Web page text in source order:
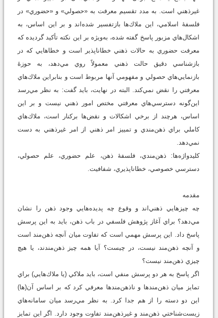
غيرذهني است. به مدد تقسيم معرفت به «حصولي» و «حضوري» در
فلسفۀ اسلامي، اين ملاك‌ها بازتفسير شده‌اند و بر اين اساس، به
اشكال‌هاي مزبور پاسخ گفته شده، به‌ويژه بر اين نكته تأكيد گرديده كه
معرفت حضوري به حالات ذهني خطاناپذير است و خطاهايي كه در
بازشناسي دقيق حالت ذهني معمولاً روي مي‌دهد، به حوزۀ
بازنمايي‌هاي حصولي و مفهومي آنها مربوط ‌است و بنابراين ملاك‌هاي
معرفتي را نقض نمي‌كند. البته در نهايت، بايد گفت: به نظر مي‌رسد
اين‌گونه دسترسي‌هاي معرفتي مختص امور ذهني نيست و بر اين
اساس، هرچند از برخي اشكالات و نقض‌ها بركنار است، ملاك‌هاي
كاملي براي ذهن‌مندي و تمييز امر ذهني از امر غيرذهني به دست
نمي‌دهد.
كليدواژه‌ها: ذهن‌مندي، فلسفۀ ذهن، علم حضوري، علم حصولي،
دسترسي خصوصي، خطاناپذيري، شفافيت.
مقدمه
چه چيزهايي ذهني‌اند و وقوع چه پديده‌هايي وجود ذهن‌ را نشان
مي‌دهد؟ براي آغاز پژوهش فلسفي در باب ذهن، بايد به اين پرسش
پاسخ داد. اين پرسش مهمي است كه تفاوت ميان آنچه ذهن‌مند است
و آنچه ذهن‌مند نيست، در چيست؟ آيا همه چيز ذهن‌مندند، يا هيچ‌
چيزي ذهن‌مند نيست؟
اگر پاسخ به هر دو پرسش منفي است، بايد ملاكي (يا ملاك‌هايي) براي
تمايز ميان ذهن‌مندها و ناذهن‌مندها معرفي كرد كه بر اساس آن‌(ها)
اين دو دسته را از هم جدا کرد. به نظر مي‌رسد ميان سامانه‌هاي
زيست‌شناختي ذهن‌مند و غيرذهن‌مند تفاوت وجود دارد. اگر اين تمايز